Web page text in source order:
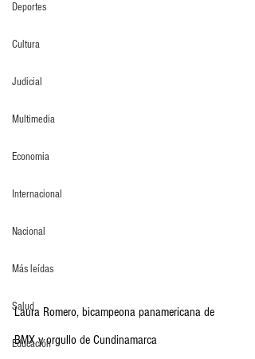
Deportes
Cultura
Judicial
Multimedia
Economia
Internacional
Nacional
Más leídas
Salud
Educación
Laura Romero, bicampeona panamericana de
BMX y orgullo de Cundinamarca